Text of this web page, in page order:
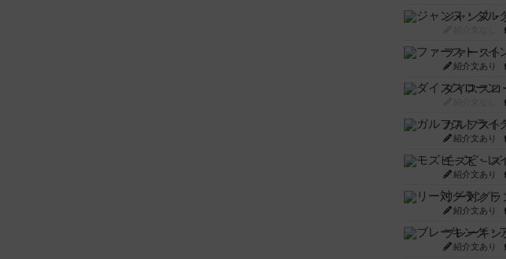
紹介文あり
ダイススロ
ガルフスト
紹介文あり
モズビ－ズ
紹介文あり
リー対グラ
紹介文あり
ブレーキン
紹介文あり